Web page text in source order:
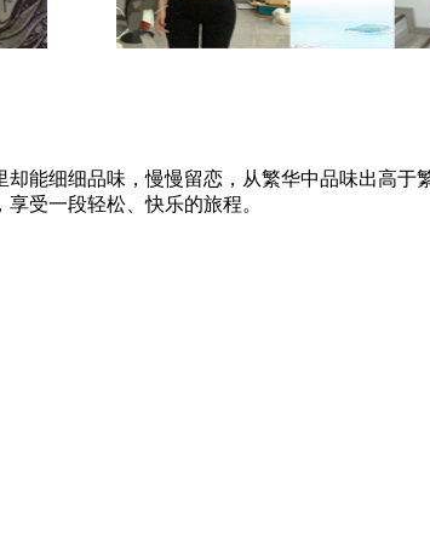
能细细品味，慢慢留恋，从繁华中品味出高
受一段轻松、快乐的旅程。